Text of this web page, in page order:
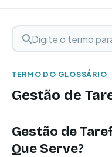
Buscar termo
Digite o termo para
TERMO DO GLOSSÁRIO
Gestão de
Gestão de
Que Serve?